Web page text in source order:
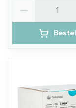
Bestel